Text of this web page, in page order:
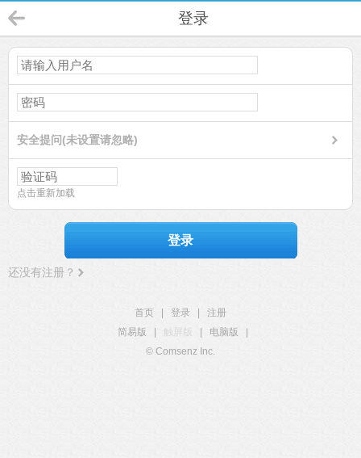
登录
安全提问(未设置请忽略)
点击重新加载
登录
还没有注册？
首页 登录
注册
简易版
触屏版 电脑版
© Comsenz Inc.